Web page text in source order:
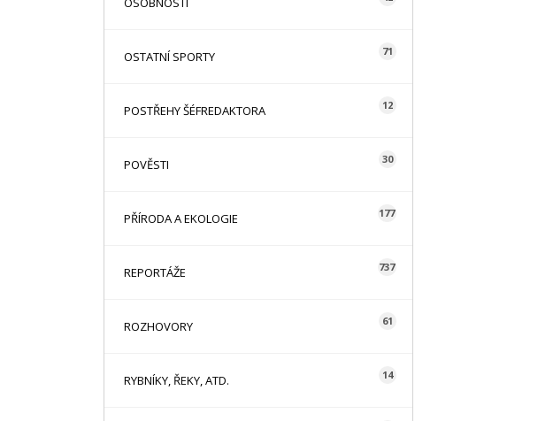
OSTATNÍ SPORTY 71
POSTŘEHY ŠÉFREDAKTORA 12
POVĚSTI 30
PŘÍRODA A EKOLOGIE 177
REPORTÁŽE 737
ROZHOVORY 61
RYBNÍKY, ŘEKY, ATD. 14